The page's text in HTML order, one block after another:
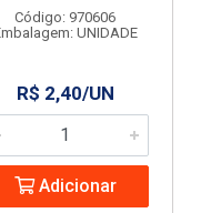
Código: 970606
UNIDADE
R$ 2,40/UN
Adicionar